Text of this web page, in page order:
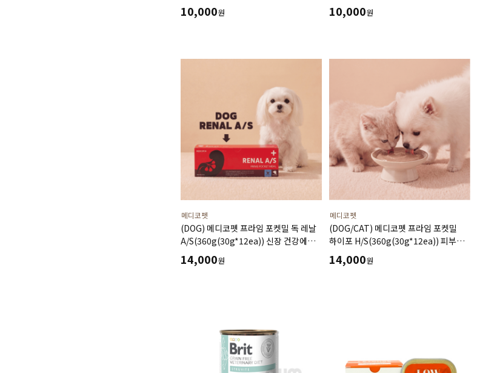
10,000원 10,000원
메디코펫
(DOG) 메디코펫 프라임 포켓밀 독 레날
A/S(360g(30g*12ea)) 신장 건강에
도움주는 가수분해 닭고기 처방캔
14,000원
메디코펫
(DOG/CAT) 메디코펫 프라임 포켓밀
하이포 H/S(360g(30g*12ea)) 피부
피모 장벽 강화에 도움주는 가수분해
연어 처방캔
14,000원